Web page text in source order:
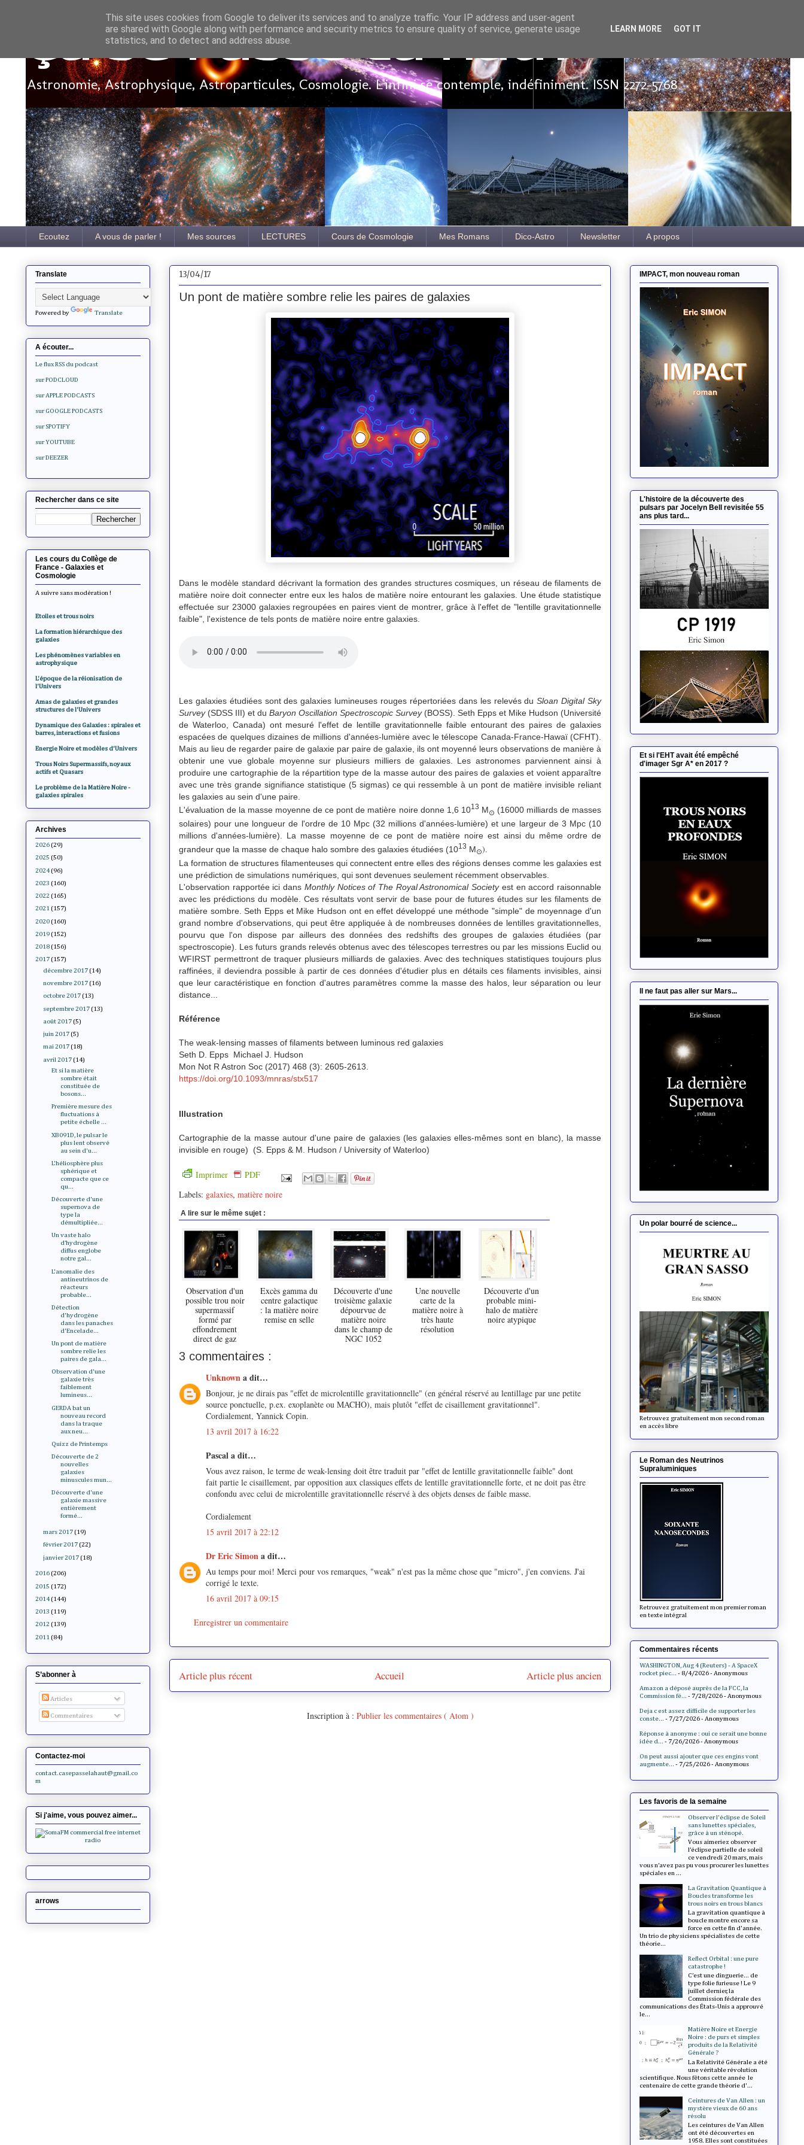
Ça se passe là haut
Astronomie, Astrophysique, Astroparticules, Cosmologie. L'infini se contemple, indéfiniment. ISSN 2272-5768
Ecoutez A vous de parler ! Mes sources LECTURES Cours de Cosmologie Mes Romans Dico-Astro Newsletter A propos
13/04/17
Un pont de matière sombre relie les paires de galaxies
Dans le modèle standard décrivant la formation des grandes structures cosmiques, un réseau de filaments de
matière noire doit connecter entre eux les halos de matière noire entourant les galaxies. Une étude statistique
effectuée sur 23000 galaxies regroupées en paires vient de montrer, grâce à l'effet de "lentille gravitationnelle
faible", l'existence de tels ponts de matière noire entre galaxies.
Les galaxies étudiées sont des galaxies lumineuses rouges répertoriées dans les relevés duSloan Digital Sky
Survey(SDSS III) et du Baryon Oscillation Spectroscopic Survey(BOSS). Seth Epps et Mike Hudson (Université
de Waterloo, Canada) ont mesuré l'effet de lentille gravitationnelle faible entourant des paires de galaxies
espacées de quelques dizaines de millions d'années-lumière avec le télescope Canada-France-Hawaï (CFHT).
Mais au lieu de regarder paire de galaxie par paire de galaxie, ils ont moyenné leurs observations de manière à
obtenir une vue globale moyenne sur plusieurs milliers de galaxies. Les astronomes parviennent ainsi à
produire une cartographie de la répartition type de la masse autour des paires de galaxies et voient apparaître
avec une très grande signifiance statistique (5 sigmas) ce qui ressemble à un pont de matière invisible reliant
les galaxies au sein d'une paire.
L'évaluation de la masse moyenne de ce pont de matière noire donne 1,6 1013 M⊙ (16000 milliards de masses
solaires) pour une longueur de l'ordre de 10 Mpc (32 millions d'années-lumière) et une largeur de 3 Mpc (10
millions d'années-lumière). La masse moyenne de ce pont de matière noire est ainsi du même ordre de
grandeur que la masse de chaque halo sombre des galaxies étudiées (1013 M⊙).
La formation de structures filamenteuses qui connectent entre elles des régions denses comme les galaxies est
une prédiction de simulations numériques, qui sont devenues seulement récemment observables.
L'observation rapportée ici dans Monthly Notices of The Royal Astronomical Societyest en accord raisonnable
avec les prédictions du modèle. Ces résultats vont servir de base pour de futures études sur les filaments de
matière sombre. Seth Epps et Mike Hudson ont en effet développé une méthode "simple" de moyennage d'un
grand nombre d'observations, qui peut être appliquée à de nombreuses données de lentilles gravitationnelles,
pourvu que l'on dispose par ailleurs des données des redshifts des groupes de galaxies étudiées (par
spectroscopie). Les futurs grands relevés obtenus avec des télescopes terrestres ou par les missions Euclid ou
WFIRST permettront de traquer plusieurs milliards de galaxies. Avec des techniques statistiques toujours plus
raffinées, il deviendra possible à partir de ces données d'étudier plus en détails ces filaments invisibles, ainsi
que leur caractéristique en fonction d'autres paramètres comme la masse des halos, leur séparation ou leur
distance...
Référence
The weak-lensing masses of filaments between luminous red galaxies
Seth D. Epps Michael J. Hudson
Mon Not R Astron Soc (2017) 468 (3): 2605-2613.
https://doi.org/10.1093/mnras/stx517
Illustration
Cartographie de la masse autour d'une paire de galaxies (les galaxies elles-mêmes sont en blanc), la masse
invisible en rouge) (S. Epps & M. Hudson / University of Waterloo)
Imprimer
PDF
Labels: galaxies, matière noire
A lire sur le même sujet :
Observation d'un
possible trou noir
supermassif
formé par
effondrement
direct de gaz
Excès gamma du
centre galactique
: la matière noire
remise en selle
Découverte d'une
troisième galaxie
dépourvue de
matière noire
dans le champ de
NGC 1052
Une nouvelle
carte de la
matière noire à
très haute
résolution
Découverte d'un
probable mini-
halo de matière
noire atypique
3 commentaires :
Unknowna dit…
Bonjour, je ne dirais pas "effet de microlentille gravitationnelle" (en général réservé au lentillage par une petite
source ponctuelle, p.ex. exoplanète ou MACHO), mais plutôt "effet de cisaillement gravitationnel".
Cordialement, Yannick Copin.
13 avril 2017 à 16:22
Pascal a dit…
Vous avez raison, le terme de weak-lensing doit être traduit par "effet de lentille gravitationnelle faible" dont
fait partie le cisaillement, par opposition aux classiques effets de lentille gravitationnelle forte, et ne doit pas être
confondu avec celui de microlentille gravitationnelle réservé à des objets denses de faible masse.
Cordialement
15 avril 2017 à 22:12
Dr Eric Simona dit…
Au temps pour moi! Merci pour vos remarques, "weak" n'est pas la même chose que "micro", j'en conviens. J'ai
corrigé le texte.
16 avril 2017 à 09:15
Enregistrer un commentaire
Article plus récent Article plus ancien
Accueil
Inscription à : Publier les commentaires ( Atom )
Translate
Powered by Translate
A écouter...
Le flux RSS du podcast
sur PODCLOUD
sur APPLE PODCASTS
sur GOOGLE PODCASTS
sur SPOTIFY
sur YOUTUBE
sur DEEZER
Rechercher dans ce site
Les cours du Collège de
France - Galaxies et
Cosmologie
A suivre sans modération !
Etoiles et trous noirs
La formation hiérarchique des
galaxies
Les phénomènes variables en
astrophysique
L'époque de la réionisation de
l'Univers
Amas de galaxies et grandes
structures de l'Univers
Dynamique des Galaxies : spirales et
barres, interactions et fusions
Energie Noire et modèles d'Univers
Trous Noirs Supermassifs, noyaux
actifs et Quasars
Le problème de la Matière Noire -
galaxies spirales
Archives
2026 (29)
2025 (50)
2024 (96)
2023 (160)
2022 (165)
2021 (157)
2020 (160)
2019 (152)
2018 (156)
2017 (157)
décembre 2017 (14)
novembre 2017 (16)
octobre 2017 (13)
septembre 2017 (13)
août 2017 (5)
juin 2017 (5)
mai 2017 (18)
avril 2017 (14)
Et si la matière
sombre était
constituée de
bosons...
Première mesure des
fluctuations à
petite échelle ...
XB091D, le pulsar le
plus lent observé
au sein d'u...
L'héliosphère plus
sphérique et
compacte que ce
qu...
Découverte d'une
supernova de
type Ia
démultipliée...
Un vaste halo
d’hydrogène
diffus englobe
notre gal...
L'anomalie des
antineutrinos de
réacteurs
probable...
Détection
d'hydrogène
dans les panaches
d'Encelade...
Un pont de matière
sombre relie les
paires de gala...
Observation d'une
galaxie très
faiblement
lumineus...
GERDA bat un
nouveau record
dans la traque
aux neu...
Quizz de Printemps
Découverte de 2
nouvelles
galaxies
minuscules mun...
Découverte d'une
galaxie massive
entièrement
formé...
mars 2017 (19)
février 2017 (22)
janvier 2017 (18)
2016 (206)
2015 (172)
2014 (144)
2013 (119)
2012 (139)
2011 (84)
S’abonner à
Articles
Commentaires
Contactez-moi
contact.casepasselahaut@gmail.co
m
Si j'aime, vous pouvez aimer...
arrows
IMPACT, mon nouveau roman
L'histoire de la découverte des
pulsars par Jocelyn Bell revisitée 55
ans plus tard...
Et si l'EHT avait été empêché
d'imager Sgr A* en 2017 ?
Il ne faut pas aller sur Mars...
Un polar bourré de science...
Retrouvez gratuitement mon second roman
en accès libre
Le Roman des Neutrinos
Supraluminiques
Retrouvez gratuitement mon premier roman
en texte intégral
Commentaires récents
WASHINGTON, Aug 4 (Reuters) - A SpaceX
rocket piec... - 8/4/2026- Anonymous
Amazon a déposé auprès de la FCC, la
Commission fé... - 7/28/2026- Anonymous
Deja c est assez difficile de supporter les
conste... - 7/27/2026- Anonymous
Réponse à anonyme : oui ce serait une bonne
idée d... - 7/26/2026- Anonymous
On peut aussi ajouter que ces engins vont
augmente... - 7/25/2026- Anonymous
Les favoris de la semaine
Observer l'éclipse de Soleil
sans lunettes spéciales,
grâce à un sténopé.
Vous aimeriez observer
l’éclipse partielle de soleil
ce vendredi 20 mars, mais
vous n’avez pas pu vous procurer les lunettes
spéciales en ...
La Gravitation Quantique à
Boucles transforme les
trous noirs en trous blancs
La gravitation quantique à
boucle montre encore sa
force en cette fin d'année.
Un trio de physiciens spécialistes de cette
théorie...
Reflect Orbital : une pure
catastrophe !
C’est une dinguerie... de
type folie furieuse ! Le 9
juillet dernier, la
Commission fédérale des
communications des États-Unis a approuvé
le...
Matière Noire et Energie
Noire : de purs et simples
produits de la Relativité
Générale ?
La Relativité Générale a été
une véritable révolution
scientifique. Nous fêtons cette année le
centenaire de cette grande théorie d'...
Ceintures de Van Allen : un
mystère vieux de 60 ans
résolu
Les ceintures de Van Allen
ont été découvertes en
1958. Elles sont constituées
This site uses cookies from Google to deliver its services and to analyze traffic. Your IP address and user-agent
are shared with Google along with performance and security metrics to ensure quality of service, generate usage
statistics, and to detect and address abuse.
LEARN MORE GOT IT